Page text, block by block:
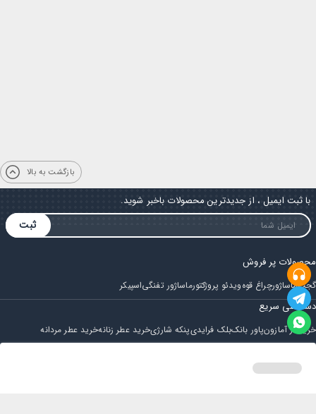
بازگشت به بالا
با ثبت ایمیل ، از جدیدترین محصولات باخبر شوید.
ثبت
محصولات پر فروش
گجتماساژورچراغ قوهویدئو پروژکتورماساژور تفنگیاسپیکر
دسترسی سریع
خرید از آمازونپاور بانکبلک فرایدیپنکه شارژیخرید عطر زنانهخرید عطر مردانه
مجله ایران باباحساب کاربری